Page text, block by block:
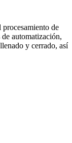
de
automatización,
y cerrado, así